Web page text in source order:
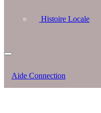
Histoire Locale
Aide Connection